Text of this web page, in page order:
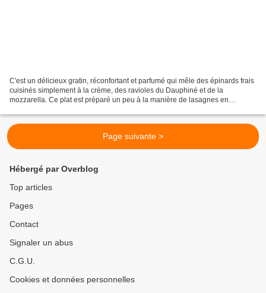
C'est un délicieux gratin, réconfortant et parfumé qui mêle des épinards frais
cuisinés simplement à la crème, des ravioles du Dauphiné et de la
mozzarella. Ce plat est préparé un peu à la manière de lasagnes en
Page suivante >
Hébergé par Overblog
Top articles
Pages
Contact
Signaler un abus
C.G.U.
Cookies et données personnelles